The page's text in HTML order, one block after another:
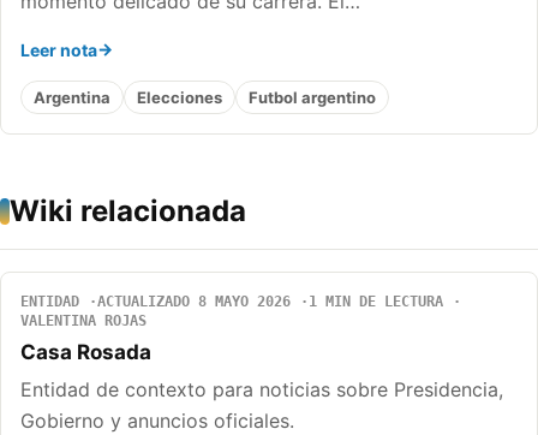
Leer nota
Argentina Elecciones Futbol argentino
Wiki relacionada
ENTIDAD ACTUALIZADO 8 MAYO 2026
1 MIN DE LECTURA
VALENTINA ROJAS
Casa Rosada
Entidad de contexto para noticias sobre Presidencia,
Gobierno y anuncios oficiales.